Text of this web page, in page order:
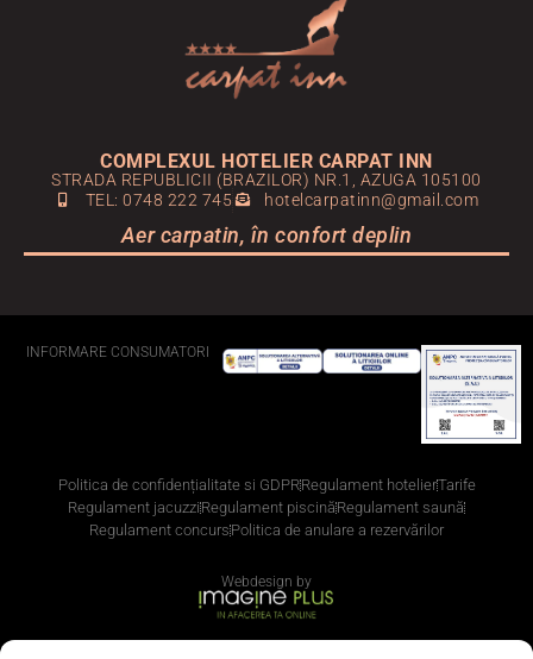
COMPLEXUL HOTELIER CARPAT INN
STRADA REPUBLICII (BRAZILOR) NR.1, AZUGA 105100
TEL: 0748 222 745
hotelcarpatinn@gmail.com
Aer carpatin, în confort deplin
Politica de confidențialitate si GDPRRegulament hotelierTarife
Regulament jacuzzi Regulament piscină Regulament saună
Regulament concurs Politica de anulare a rezervărilor
Webdesign by
INFORMARE CONSUMATORI